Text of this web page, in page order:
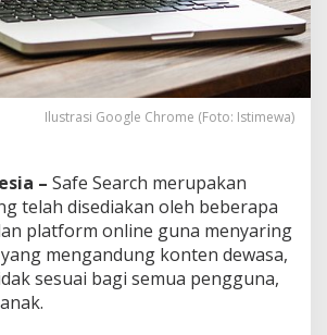
o
m
e
Ilustrasi Google Chrome (Foto: Istimewa)
– Safe Search merupakan
telah disediakan oleh beberapa
platform online guna menyaring
mengandung konten dewasa,
sesuai bagi semua pengguna,